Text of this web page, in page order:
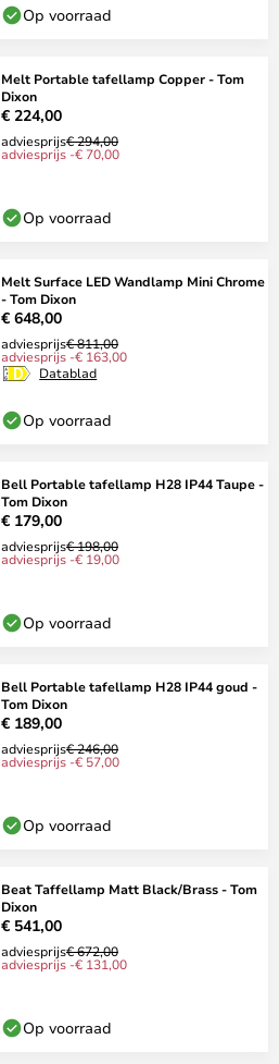
Op voorraad
Melt Portable tafellamp Copper - Tom
Dixon
€ 224,00
adviesprijs€ 294,00
adviesprijs -€ 70,00
Op voorraad
Melt Surface LED Wandlamp Mini Chrome
- Tom Dixon
€ 648,00
adviesprijs€ 811,00
adviesprijs -€ 163,00
Datablad
Op voorraad
Bell Portable tafellamp H28 IP44 Taupe -
Tom Dixon
€ 179,00
adviesprijs€ 198,00
adviesprijs -€ 19,00
Op voorraad
Bell Portable tafellamp H28 IP44 goud -
Tom Dixon
€ 189,00
adviesprijs€ 246,00
adviesprijs -€ 57,00
Op voorraad
Beat Taffellamp Matt Black/Brass - Tom
Dixon
€ 541,00
adviesprijs€ 672,00
adviesprijs -€ 131,00
Op voorraad